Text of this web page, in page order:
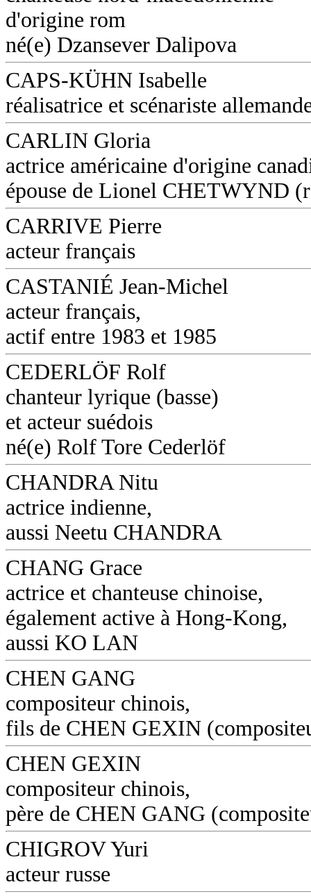
d'origine rom
né(e) Dzansever Dalipova
CAPS-KÜHN Isabelle
réalisatrice et scénariste
CARLIN Gloria
actrice américaine d'origine
épouse de Lionel CHETWYND
CARRIVE Pierre
acteur français
CASTANIÉ Jean-Michel
acteur français,
actif entre 1983 et 1985
CEDERLÖF Rolf
chanteur lyrique (basse)
et acteur suédois
né(e) Rolf Tore Cederlöf
CHANDRA Nitu
actrice indienne,
aussi Neetu CHANDRA
CHANG Grace
actrice et chanteuse chinoise,
également active à Hong-Kong,
aussi KO LAN
CHEN GANG
compositeur chinois,
fils de CHEN GEXIN
CHEN GEXIN
compositeur chinois,
père de CHEN GANG
CHIGROV Yuri
acteur russe